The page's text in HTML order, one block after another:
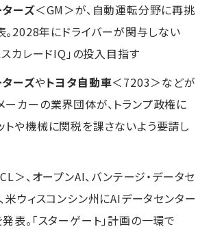
ーズ＜GM＞が、自動運転分野に再挑
2028年にドライバーが関与しない
スカレードIQ」の投入目指す
ーズやトヨタ自動車＜7203＞などが
カーの業界団体が、トランプ政権に
や機械に関税を課さないよう要請し
＞、オープンAI、バンテージ・データセ
米ウィスコンシン州にAIデータセンター
表。「スターゲート」計画の一環で